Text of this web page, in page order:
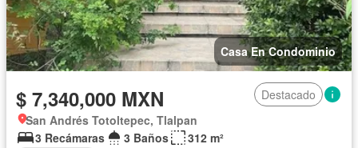
Casa En Condominio
$ 7,340,000 MXN
Destacado
San Andrés Totoltepec, Tlalpan
3 Recámaras
3 Baños
312 m²